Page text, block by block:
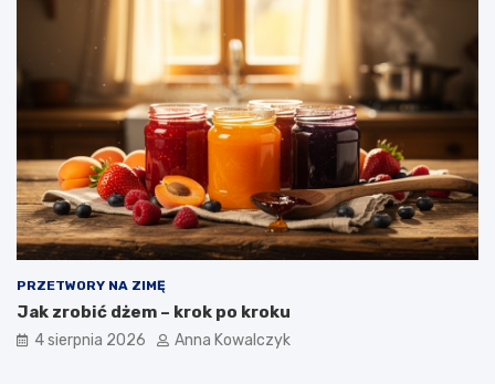
PRZETWORY NA ZIMĘ
Jak zrobić dżem – krok po kroku
4 sierpnia 2026 Anna Kowalczyk